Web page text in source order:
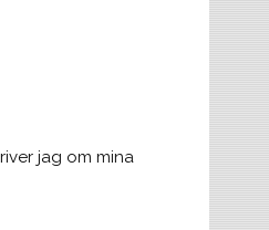
jag om mina